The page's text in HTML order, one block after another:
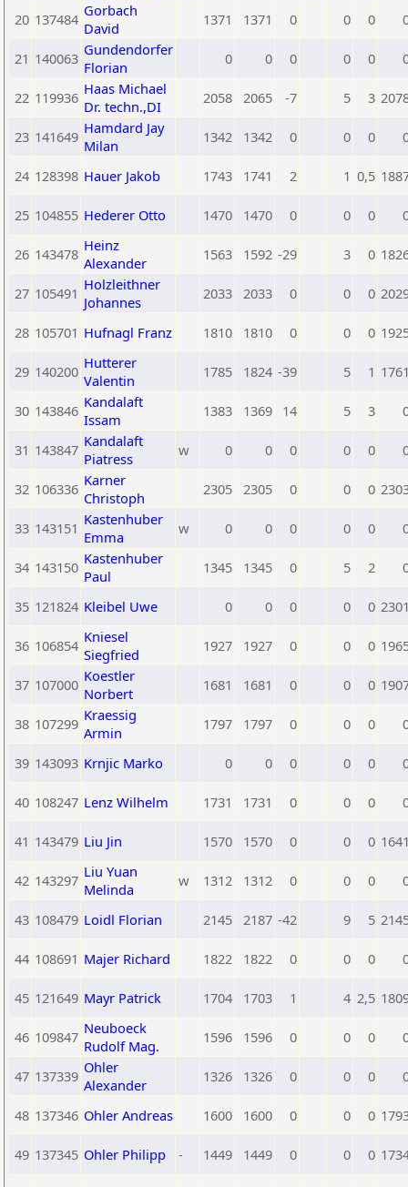
20 137484 Gorbach
David
1371 1371 0 0 0
21 140063 Gundendorfer
Florian
0 0 0 0 0
22 119936 Haas Michael
Dr. techn.,DI
2058 2065 -7 5 3
23 141649 Hamdard Jay
Milan
1342 1342 0 0 0
24 128398 Hauer Jakob 1743 1741 2 1 0,5
25 104855 Hederer Otto 1470 1470 0 0 0
26 143478 Heinz
Alexander
1563 1592 -29 3 0
27 105491 Holzleithner
Johannes
2033 2033 0 0 0
28 105701 Hufnagl Franz 1810 1810 0 0 0
29 140200 Hutterer
Valentin
1785 1824 -39 5 1
30 143846 Kandalaft
Issam
1383 1369 14 5 3
31 143847 Kandalaft
Piatress
w 0 0 0 0 0
32 106336 Karner
Christoph
2305 2305 0 0 0
33 143151 Kastenhuber
Emma
w 0 0 0 0 0
34 143150 Kastenhuber
Paul
1345 1345 0 5 2
35 121824 Kleibel Uwe 0 0 0 0 0
36 106854 Kniesel
Siegfried
1927 1927 0 0 0
37 107000 Koestler
Norbert
1681 1681 0 0 0
38 107299 Kraessig
Armin
1797 1797 0 0 0
39 143093 Krnjic Marko 0 0 0 0 0
40 108247 Lenz Wilhelm 1731 1731 0 0 0
41 143479 Liu Jin 1570 1570 0 0 0
42 143297 Liu Yuan
Melinda
w 1312 1312 0 0 0
43 108479 Loidl Florian 2145 2187 -42 9 5
44 108691 Majer Richard 1822 1822 0 0 0
45 121649 Mayr Patrick 1704 1703 1 4 2,5
46 109847 Neuboeck
Rudolf Mag.
1596 1596 0 0 0
47 137339 Ohler
Alexander
1326 1326 0 0 0
48 137346 Ohler Andreas 1600 1600 0 0 0
49 137345 Ohler Philipp - 1449 1449 0 0 0